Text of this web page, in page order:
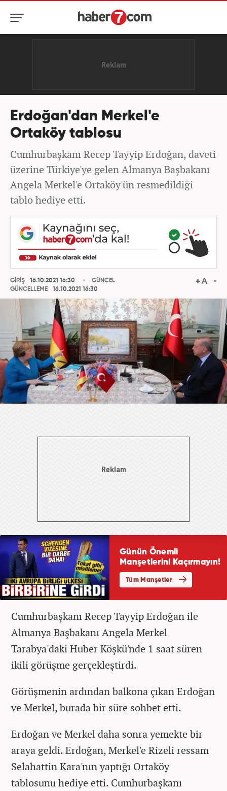
Erdoğan'dan Merkel'e
Ortaköy tablosu
Cumhurbaşkanı Recep Tayyip Erdoğan, daveti
üzerine Türkiye'ye gelen Almanya Başbakanı
Angela Merkel'e Ortaköy'ün resmedildiği
tablo hediye etti.
GİRİŞ
16.10.2021 16:30
GÜNCELLEME
16.10.2021 16:30
GÜNCEL
Cumhurbaşkanı Recep Tayyip Erdoğan ile
Almanya Başbakanı Angela Merkel
Tarabya'daki Huber Köşkü'nde 1 saat süren
ikili görüşme gerçekleştirdi.
Görüşmenin ardından balkona çıkan Erdoğan
ve Merkel, burada bir süre sohbet etti.
Erdoğan ve Merkel daha sonra yemekte bir
araya geldi. Erdoğan, Merkel'e Rizeli ressam
Selahattin Kara'nın yaptığı Ortaköy
tablosunu hediye etti. Cumhurbaşkanı